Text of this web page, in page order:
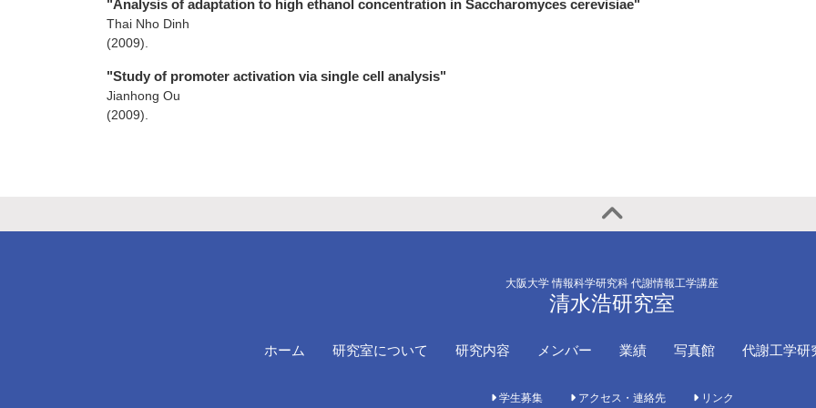
"Analysis of adaptation to high ethanol concentration in Saccharomyces cerevisiae"
Thai Nho Dinh
(2009)
"Study of promoter activation via single cell analysis"
Jianhong Ou
(2009)
大阪大学 情報科学研究科 代謝情報工学講座
清水浩研究室
ホーム 研究室について 研究内容 メンバー 業績 写真館 代謝工学研
学生募集 アクセス・連絡先 リンク